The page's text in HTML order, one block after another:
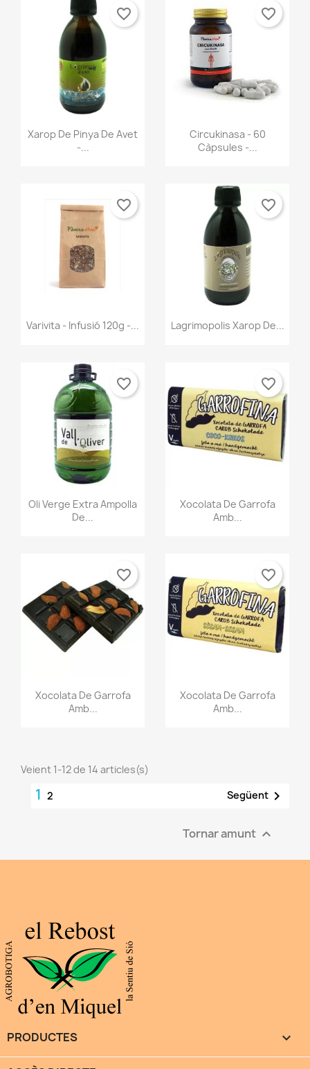
Vista ràpida
Xarop De Pinya De Avet
-...
favorite_border
Vista ràpida
Circukinasa - 60
Càpsules -...
favorite_border
Vista ràpida
Varivita - Infusió 120g -...
favorite_border
Vista ràpida
Lagrimopolis Xarop De...
favorite_border
Vista ràpida
Oli Verge Extra Ampolla
De...
favorite_border
Vista ràpida
Xocolata De Garrofa
Amb...
favorite_border
Vista ràpida
Xocolata De Garrofa
Amb...
favorite_border
Vista ràpida
Xocolata De Garrofa
Amb...
favorite_border
Veient 1-12 de 14 articles(s)
1 2 Següent 
Tornar amunt 
PRODUCTES 